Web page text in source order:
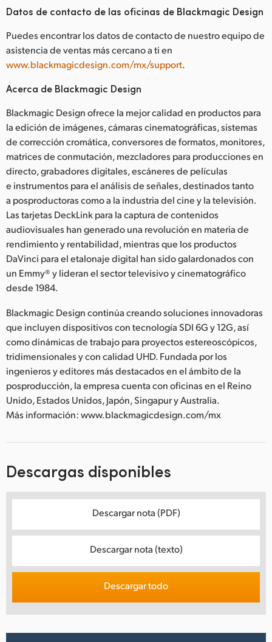
Datos de contacto de las oficinas de Blackmagic Design
Puedes encontrar los datos de contacto de nuestro equipo de
asistencia de ventas más cercano a ti en
www.blackmagicdesign.com/mx/support.
Acerca de Blackmagic Design
Blackmagic Design ofrece la mejor calidad en productos para
la edición de imágenes, cámaras cinematográficas, sistemas
de corrección cromática, conversores de formatos, monitores,
matrices de conmutación, mezcladores para producciones en
directo, grabadores digitales, escáneres de películas
e instrumentos para el análisis de señales, destinados tanto
a posproductoras como a la industria del cine y la televisión.
Las tarjetas DeckLink para la captura de contenidos
audiovisuales han generado una revolución en materia de
rendimiento y rentabilidad, mientras que los productos
DaVinci para el etalonaje digital han sido galardonados con
un Emmy® y lideran el sector televisivo y cinematográfico
desde 1984.
Blackmagic Design continúa creando soluciones innovadoras
que incluyen dispositivos con tecnología SDI 6G y 12G, así
como dinámicas de trabajo para proyectos estereoscópicos,
tridimensionales y con calidad UHD. Fundada por los
ingenieros y editores más destacados en el ámbito de la
posproducción, la empresa cuenta con oficinas en el Reino
Unido, Estados Unidos, Japón, Singapur y Australia.
Más información: www.blackmagicdesign.com/mx
Descargas disponibles
Descargar nota (PDF)
Descargar nota (texto)
Descargar todo